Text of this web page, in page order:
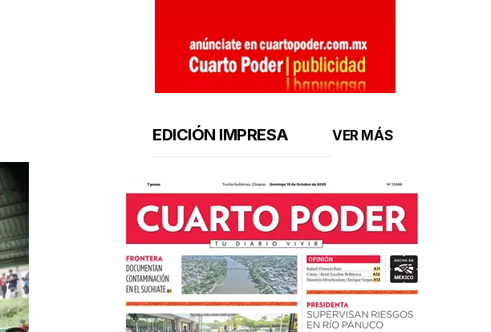
EDICIÓN IMPRESA VER MÁS